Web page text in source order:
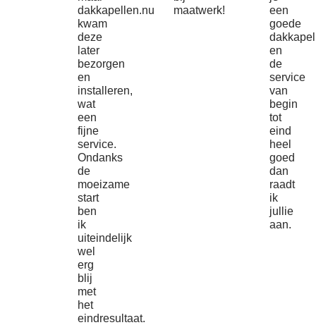
dakkapellen.nu
kwam
deze
later
bezorgen
en
installeren,
wat
een
fijne
service.
Ondanks
de
moeizame
start
ben
ik
uiteindelijk
wel
erg
blij
met
het
eindresultaat.
maatwerk!
een
goede
dakkapel
en
de
service
van
begin
tot
eind
heel
goed
dan
raadt
ik
jullie
aan.